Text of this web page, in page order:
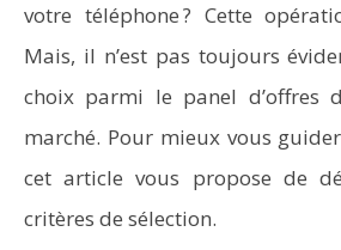
votre téléphone ? Cette
Mais, il n’est pas toujours
choix parmi le panel d’offres
marché. Pour mieux vous
cet article vous propose de
critères de sélection.